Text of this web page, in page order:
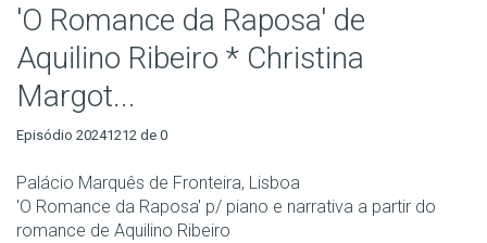
'O Romance da Raposa' de
Aquilino Ribeiro * Christina
Margot...
Episódio 20241212 de 0
Palácio Marquês de Fronteira, Lisboa
'O Romance da Raposa' p/ piano e narrativa a partir do
romance de Aquilino Ribeiro